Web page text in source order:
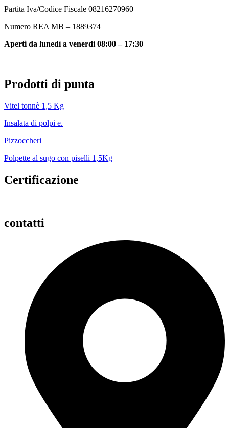
Partita Iva/Codice Fiscale 08216270960
Numero REA MB – 1889374
Aperti da lunedì a venerdì 08:00 – 17:30
Prodotti di punta
Vitel tonnè 1,5 Kg
Insalata di polpi e.
Pizzoccheri
Polpette al sugo con piselli 1,5Kg
Certificazione
contatti